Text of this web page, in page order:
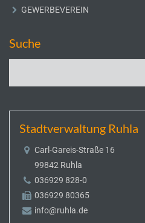
GEWERBEVEREIN
Suche
Stadtverwaltung Ruhla
Carl-Gareis-Straße 16
99842 Ruhla
036929 828-0
036929 80365
info@ruhla.de